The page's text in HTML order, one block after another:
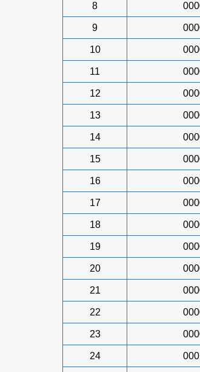
8
9
10
11
12
13
14
15
16
17
18
19
20
21
22
23
24